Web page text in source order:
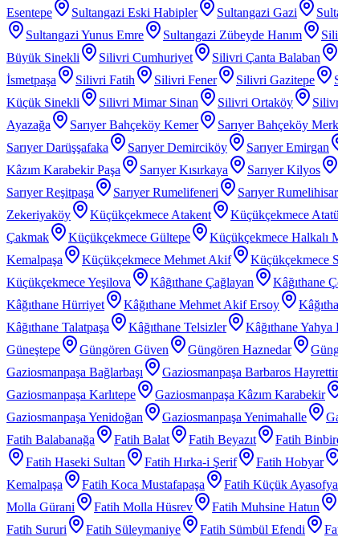
Esentepe
Sultangazi Eski Habipler Sultangazi Gazi
Sultangazi Yunus Emre
Sultangazi Zübeyde Hanım
Büyük Sinekli
Silivri Cumhuriyet Silivri Çanta Balaban
İsmetpaşa
Silivri Fatih Silivri Fener Silivri Gazitepe
Küçük Sinekli
Silivri Mimar Sinan Silivri Ortaköy
Ayazağa
Sarıyer Bahçeköy Kemer Sarıyer Bahçeköy
Sarıyer Darüşşafaka
Sarıyer Demirciköy Sarıyer Emirgan
Kâzım Karabekir Paşa
Sarıyer Kısırkaya Sarıyer Kilyos
Sarıyer Reşitpaşa
Sarıyer Rumelifeneri Sarıyer
Zekeriyaköy
Küçükçekmece Atakent Küçükçekmece
Çakmak
Küçükçekmece Gültepe Küçükçekmece Halkalı
Kemalpaşa
Küçükçekmece Mehmet Akif Küçükçekmece
Küçükçekmece Yeşilova
Kâğıthane Çağlayan Kâğıthane
Kâğıthane Hürriyet
Kâğıthane Mehmet Akif Ersoy
Kâğıthane Talatpaşa
Kâğıthane Telsizler Kâğıthane Yahya
Güneştepe
Güngören Güven Güngören Haznedar
Gaziosmanpaşa Bağlarbaşı
Gaziosmanpaşa Barbaros
Gaziosmanpaşa Karlıtepe
Gaziosmanpaşa Kâzım Karabekir
Gaziosmanpaşa Yenidoğan
Gaziosmanpaşa Yenimahalle
Fatih Balabanağa
Fatih Balat Fatih Beyazıt Fatih
Fatih Haseki Sultan
Fatih Hırka-i Şerif Fatih Hobyar
Kemalpaşa
Fatih Koca Mustafapaşa Fatih Küçük Ayasofya
Molla Gürani
Fatih Molla Hüsrev Fatih Muhsine Hatun
Fatih Sururi
Fatih Süleymaniye Fatih Sümbül Efendi